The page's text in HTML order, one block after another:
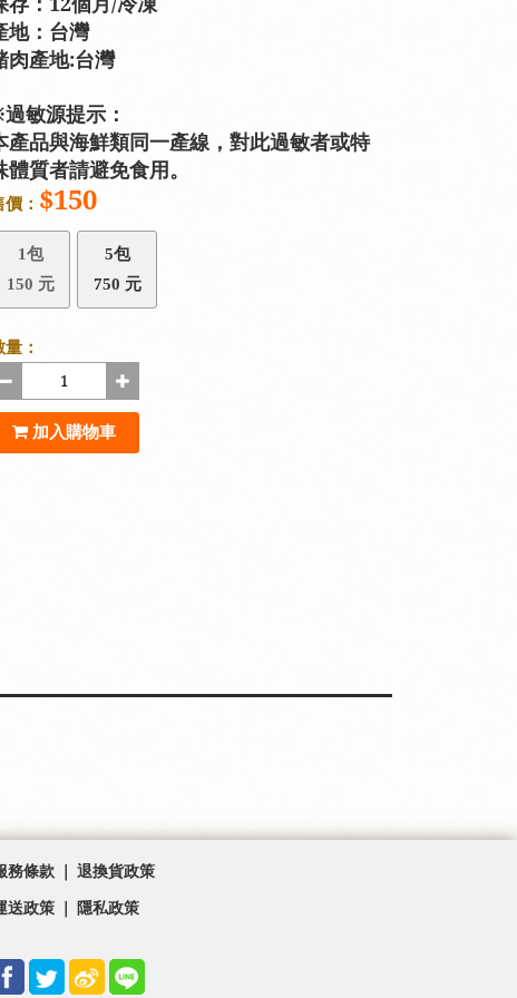
地：台灣
肉產地:台灣
敏源提示：
產品與海鮮類同一產線，對此過敏者或特
體質者請避免食用。
： $150
1包
150 元
5包
750 元
：
加入購物車
務條款 ｜ 退換貨政策
送政策 ｜ 隱私政策